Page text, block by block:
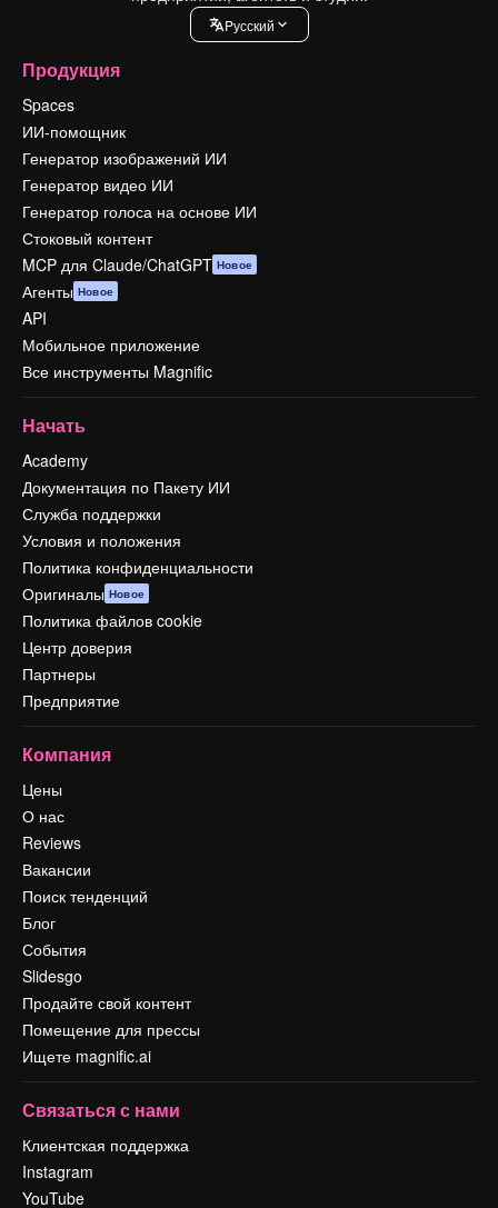
Pусский
Продукция
Spaces
ИИ-помощник
Генератор изображений ИИ
Генератор видео ИИ
Генератор голоса на основе ИИ
Стоковый контент
MCP для Claude/ChatGPT Новое
Агенты Новое
API
Мобильное приложение
Все инструменты Magnific
Начать
Academy
Документация по Пакету ИИ
Служба поддержки
Условия и положения
Политика конфиденциальности
Оригиналы Новое
Политика файлов cookie
Центр доверия
Партнеры
Предприятие
Компания
Цены
О нас
Reviews
Вакансии
Поиск тенденций
Блог
События
Slidesgo
Продайте свой контент
Помещение для прессы
Ищете magnific.ai
Связаться с нами
Клиентская поддержка
Instagram
YouTube